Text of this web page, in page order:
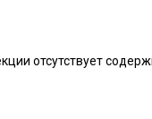
отсутствует